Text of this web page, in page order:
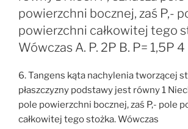
powierzchni bocznej, zaś P,-
powierzchni całkowitej tego
Wówczas A. P. 2P B. P= 1,5P 4
6. Tangens kąta nachylenia tworzącej
płaszczyzny podstawy jest równy 1
pole powierzchni bocznej, zaś P,- pole
całkowitej tego stożka. Wówczas